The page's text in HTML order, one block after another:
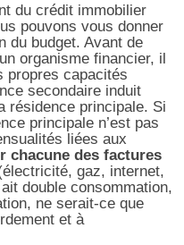
du crédit immobilier
pouvons vous donner
du budget. Avant de
organisme financier, il
propres capacités
secondaire induit
résidence principale. Si
principale n’est pas
liées aux
chacune des factures
gaz, internet,
double consommation,
ne serait-ce que
et à